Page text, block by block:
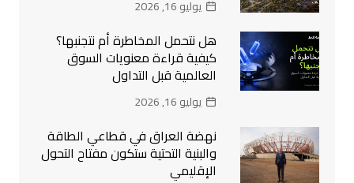
يوليو 16, 2026
هل نتحمل المخاطرة أم نتجنبها؟
كيفية قراءة معنويات السوق
العالمية قبل التداول
يوليو 16, 2026
نهضة العراق في قطاعي الطاقة
والبنية التحتية ستكون مفتاح التحول
الإقليمي